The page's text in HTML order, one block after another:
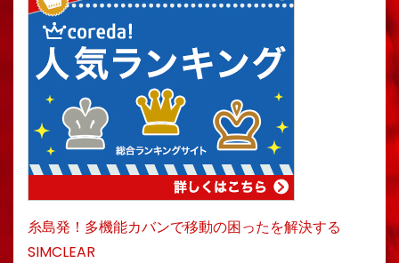
糸島発！多機能カバンで移動の困ったを解決する
SIMCLEAR